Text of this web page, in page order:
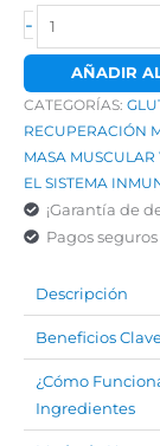
-
AÑADIR
CATEGORÍAS:
RECUPERACIÓN
MASA MUSCULAR
EL SISTEMA
¡Garantía de
Pagos seguros
Descripción
Beneficios
¿Cómo
Ingredientes